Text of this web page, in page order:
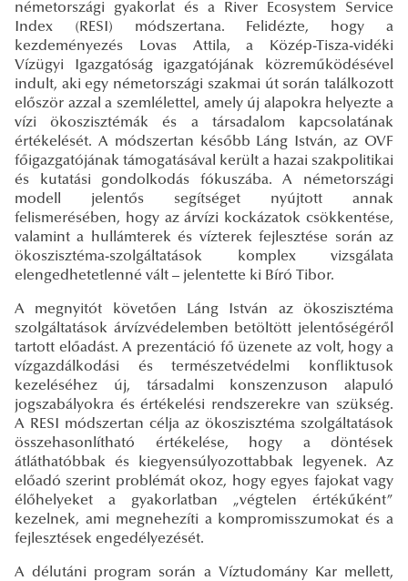
németországi gyakorlat és a River Ecosystem Service
Index (RESI) módszertana. Felidézte, hogy a
kezdeményezés Lovas Attila, a Közép-Tisza-vidéki
Vízügyi Igazgatóság igazgatójának közreműködésével
indult, aki egy németországi szakmai út során találkozott
először azzal a szemlélettel, amely új alapokra helyezte a
vízi ökoszisztémák és a társadalom kapcsolatának
értékelését. A módszertan később Láng István, az OVF
főigazgatójának támogatásával került a hazai szakpolitikai
és kutatási gondolkodás fókuszába. A németországi
modell jelentős segítséget nyújtott annak
felismerésében, hogy az árvízi kockázatok csökkentése,
valamint a hullámterek és vízterek fejlesztése során az
ökoszisztéma-szolgáltatások komplex vizsgálata
elengedhetetlenné vált – jelentette ki Bíró Tibor.
A megnyitót követően Láng István az ökoszisztéma
szolgáltatások árvízvédelemben betöltött jelentőségéről
tartott előadást. A prezentáció fő üzenete az volt, hogy a
vízgazdálkodási és természetvédelmi konfliktusok
kezeléséhez új, társadalmi konszenzuson alapuló
jogszabályokra és értékelési rendszerekre van szükség.
A RESI módszertan célja az ökoszisztéma szolgáltatások
összehasonlítható értékelése, hogy a döntések
átláthatóbbak és kiegyensúlyozottabbak legyenek. Az
előadó szerint problémát okoz, hogy egyes fajokat vagy
élőhelyeket a gyakorlatban „végtelen értékűként”
kezelnek, ami megnehezíti a kompromisszumokat és a
fejlesztések engedélyezését.
A délutáni program során a Víztudomány Kar mellett,